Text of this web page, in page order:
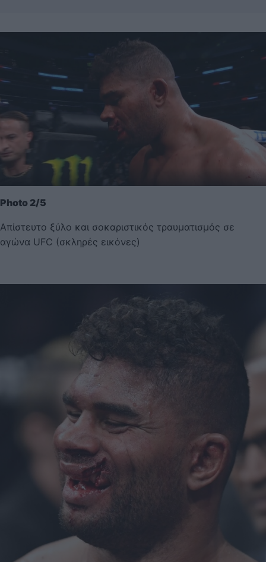
Photo 2/5
Απίστευτο ξύλο και σοκαριστικός τραυματισμός σε
αγώνα UFC (σκληρές εικόνες)